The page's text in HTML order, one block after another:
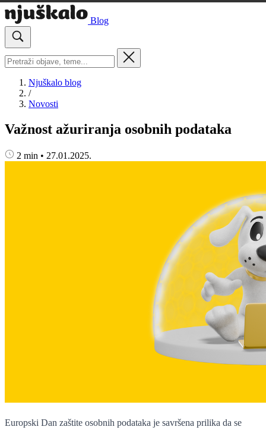
Blog
Njuškalo blog
/
Novosti
Važnost ažuriranja osobnih podataka
2 min • 27.01.2025.
Europski Dan zaštite osobnih podataka je savršena prilika da se